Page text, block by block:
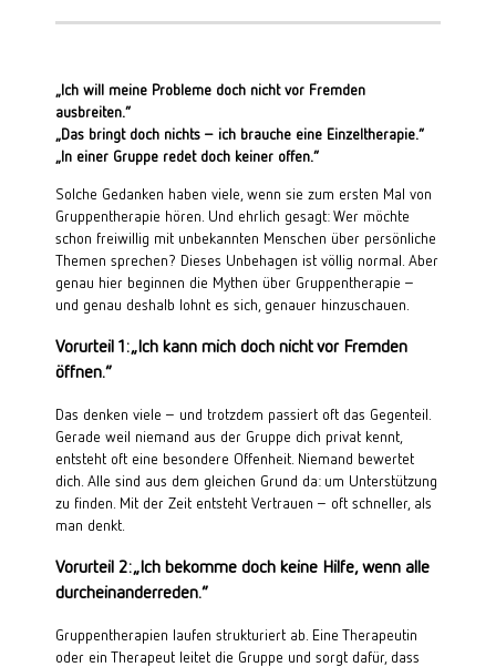
„Ich will meine Probleme doch nicht vor Fremden
ausbreiten.“
„Das bringt doch nichts – ich brauche eine Einzeltherapie.“
„In einer Gruppe redet doch keiner offen.“
Solche Gedanken haben viele, wenn sie zum ersten Mal von
Gruppentherapie hören. Und ehrlich gesagt: Wer möchte
schon freiwillig mit unbekannten Menschen über persönliche
Themen sprechen? Dieses Unbehagen ist völlig normal. Aber
genau hier beginnen die Mythen über Gruppentherapie –
und genau deshalb lohnt es sich, genauer hinzuschauen.
Vorurteil 1: „Ich kann mich doch nicht vor Fremden
öffnen.“
Das denken viele – und trotzdem passiert oft das Gegenteil.
Gerade weil niemand aus der Gruppe dich privat kennt,
entsteht oft eine besondere Offenheit. Niemand bewertet
dich. Alle sind aus dem gleichen Grund da: um Unterstützung
zu finden. Mit der Zeit entsteht Vertrauen – oft schneller, als
man denkt.
Vorurteil 2: „Ich bekomme doch keine Hilfe, wenn alle
durcheinanderreden.“
Gruppentherapien laufen strukturiert ab. Eine Therapeutin
oder ein Therapeut leitet die Gruppe und sorgt dafür, dass